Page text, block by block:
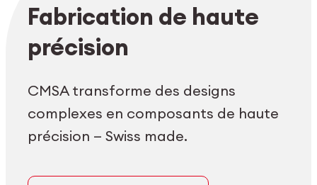
Fabrication de haute
précision
CMSA transforme des designs
complexes en composants de haute
précision — Swiss made.